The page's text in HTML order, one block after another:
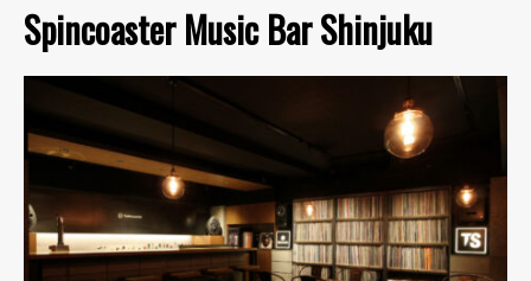
Spincoaster Music Bar Shinjuku